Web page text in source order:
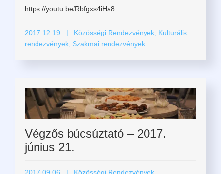
https://youtu.be/Rbfgxs4iHa8
2017.12.19 | Közösségi Rendezvények, Kulturális
rendezvények, Szakmai rendezvények
Végzős búcsúztató – 2017.
június 21.
2017.09.06 | Közösségi Rendezvények